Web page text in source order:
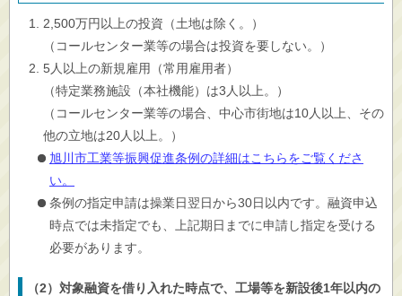
2,500万円以上の投資（土地は除く。）
（コールセンター業等の場合は投資を要しない。）
5人以上の新規雇用（常用雇用者）
（特定業務施設（本社機能）は3人以上。）
（コールセンター業等の場合、中心市街地は10人以上、その
他の立地は20人以上。）
旭川市工業等振興促進条例の詳細はこちらをご覧くださ
い。
条例の指定申請は操業日翌日から30日以内です。融資申込
時点では未指定でも、上記期日までに申請し指定を受ける
必要があります。
（2）対象融資を借り入れた時点で、工場等を新設後1年以内の